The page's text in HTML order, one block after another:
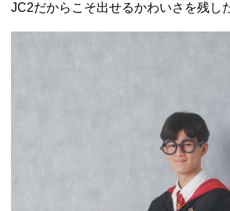
JC2だからこそ出せるかわいさを残し